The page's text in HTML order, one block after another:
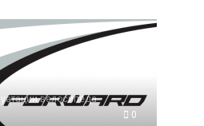
велосипеда
0